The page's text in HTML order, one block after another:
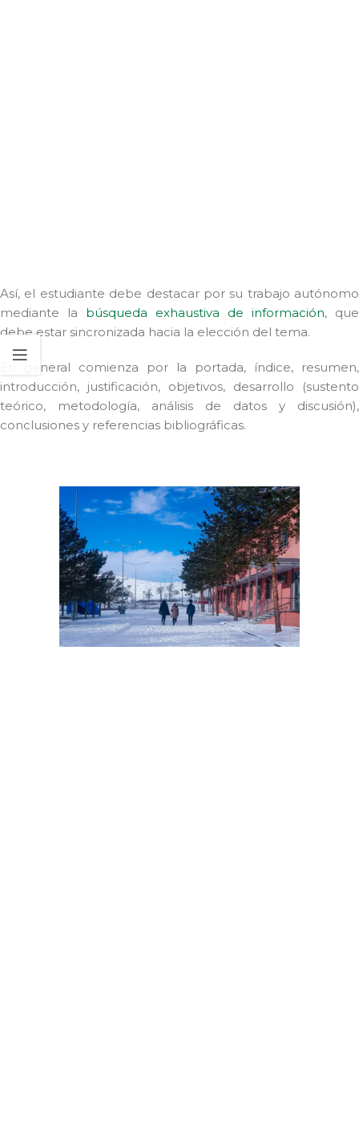
Así, el estudiante debe destacar por su trabajo autónomo
mediante la búsqueda exhaustiva de información, que
debe estar sincronizada hacia la elección del tema.
En general comienza por la portada, índice, resumen,
introducción, justificación, objetivos, desarrollo (sustento
teórico, metodología, análisis de datos y discusión),
conclusiones y referencias bibliográficas.